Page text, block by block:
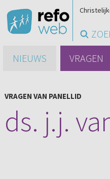
NIEUWS
VRAGEN
VRAGEN VAN PANELLID
ds. j.j.